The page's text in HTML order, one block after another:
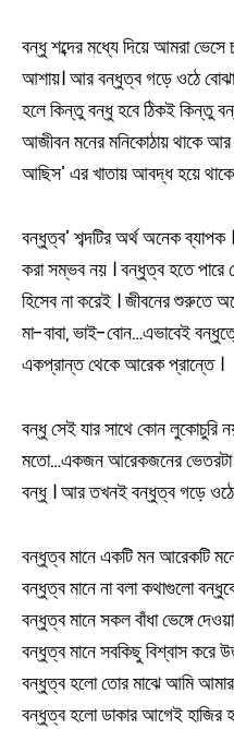
বন্ধু শব্দের মধ্যে দিয়ে আমরা ভেসে
আশায়। আর বন্ধুত্ব গড়ে ওঠে
হলে কিন্তু বন্ধু হবে ঠিকই কিন্তু
আজীবন মনের মনিকোঠায় থাকে
আছিস’ এর খাতায় আবদ্ধ হয়ে
বন্ধুত্ব’ শব্দটির অর্থ অনেক ব্যাপক
করা সম্ভব নয় । বন্ধুত্ব হতে পারে
হিসেব না করেই । জীবনের শুরুতে
মা-বাবা, ভাই-বোন…এভাবেই
একপ্রান্ত থেকে আরেক প্রান্তে ।
বন্ধু সেই যার সাথে কোন লুকোচুরি
মতো…একজন আরেকজনের ভেতরটা
বন্ধু । আর তখনই বন্ধুত্ব গড়ে
বন্ধুত্ব মানে একটি মন আরেকটি মনে
বন্ধুত্ব মানে না বলা কথাগুলো
বন্ধুত্ব মানে সকল বাঁধা ভেঙ্গে দেওয়া
বন্ধুত্ব মানে সবকিছু বিশ্বাস করে
বন্ধুত্ব হলো তোর মাঝে আমি
বন্ধুত্ব হলো ডাকার আগেই হাজির